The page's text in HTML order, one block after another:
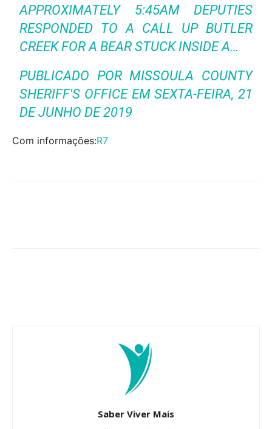
APPROXIMATELY 5:45AM DEPUTIES
RESPONDED TO A CALL UP BUTLER
CREEK FOR A BEAR STUCK INSIDE A…
PUBLICADO PORMISSOULA COUNTY
SHERIFF'S OFFICEEMSEXTA-FEIRA, 21
DE JUNHO DE 2019
Com informações:R7
Saber Viver Mais